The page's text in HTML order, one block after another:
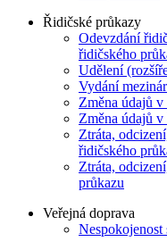
Řidičské průkazy
Odevzdání
řidičského
Udělení
Vydání
Změna údajů
Změna údajů
Ztráta,
řidičského
Ztráta,
průkazu
Veřejná doprava
Nespokojenost